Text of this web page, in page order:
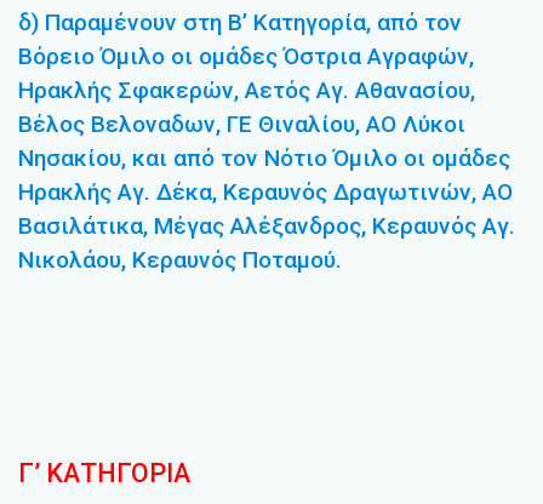
δ) Παραμένουν στη Β’ Κατηγορία, από τον
Βόρειο Όμιλο οι ομάδες Όστρια Αγραφών,
Ηρακλής Σφακερών, Αετός Αγ. Αθανασίου,
Βέλος Βελοναδων, ΓΕ Θιναλίου, ΑΟ Λύκοι
Νησακίου, και από τον Νότιο Όμιλο οι ομάδες
Ηρακλής Αγ. Δέκα, Κεραυνός Δραγωτινών, ΑΟ
Βασιλάτικα, Μέγας Αλέξανδρος, Κεραυνός Αγ.
Νικολάου, Κεραυνός Ποταμού.
Γ’ ΚΑΤΗΓΟΡΙΑ